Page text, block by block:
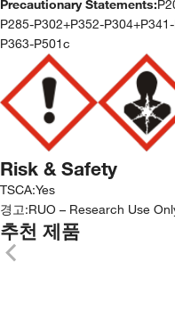
Precautionary Statements:
P285-P302+P352-
P363-P501c
Risk & Safety
TSCA:Yes
경고:RUO – Research Use
추천 제품